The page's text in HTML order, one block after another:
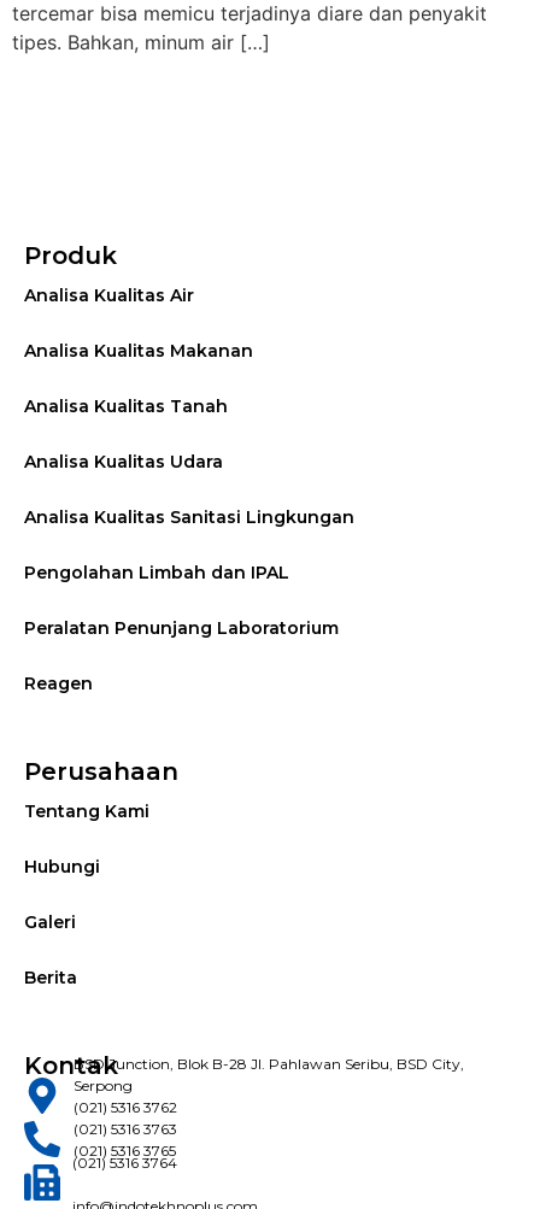
tercemar bisa memicu terjadinya diare dan penyakit
tipes. Bahkan, minum air […]
Produk
Analisa Kualitas Air
Analisa Kualitas Makanan
Analisa Kualitas Tanah
Analisa Kualitas Udara
Analisa Kualitas Sanitasi Lingkungan
Pengolahan Limbah dan IPAL
Peralatan Penunjang Laboratorium
Reagen
Perusahaan
Tentang Kami
Hubungi
Galeri
Berita
KontakBSD Junction, Blok B-28 Jl. Pahlawan Seribu, BSD City,
Serpong
(021) 5316 3762
(021) 5316 3763
(021) 5316 3765
(021) 5316 3764